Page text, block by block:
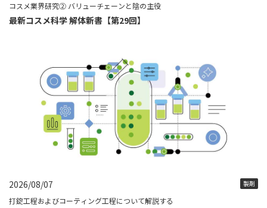
コスメ業界研究② バリューチェーンと陰の主役
最新コスメ科学 解体新書【第29回】
2026/08/07 製剤
打錠工程およびコーティング工程について解説する